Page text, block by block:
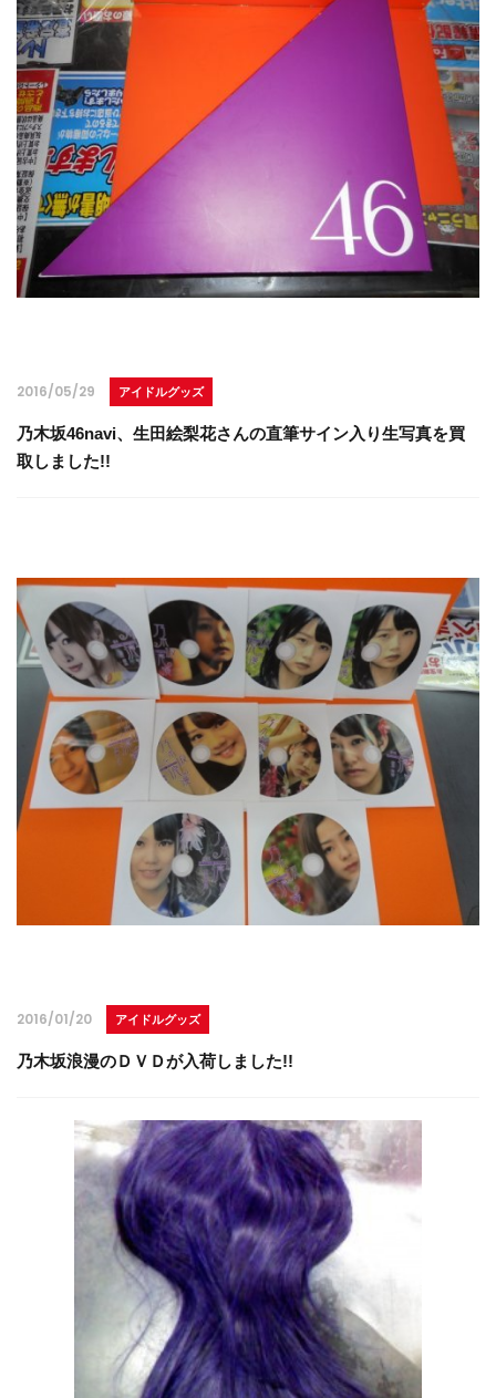
2016/05/29 アイドルグッズ
乃木坂46navi、生田絵梨花さんの直筆サイン入り生写真を買
取しました!!
2016/01/20 アイドルグッズ
乃木坂浪漫のＤＶＤが入荷しました!!